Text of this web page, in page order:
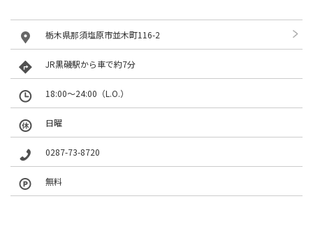
栃木県那須塩原市並木町116-2
JR黒磯駅から車で約7分
18:00〜24:00（L.O.）
日曜
0287-73-8720
無料